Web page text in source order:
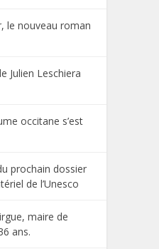
le nouveau roman
Julien Leschiera
occitane s’est
prochain dossier
de l’Unesco
maire de
ans.